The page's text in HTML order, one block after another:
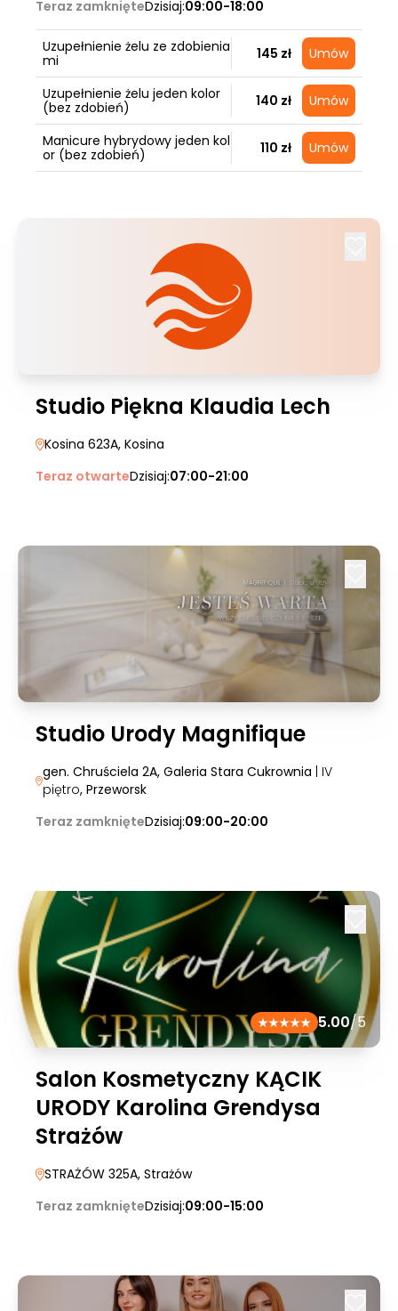
Teraz zamknięteDzisiaj:09:00-18:00
Uzupełnienie żelu ze zdobienia
mi
145 zł Umów
Uzupełnienie żelu jeden kolor
(bez zdobień)
140 zł Umów
Manicure hybrydowy jeden kol
or (bez zdobień)
110 zł Umów
Studio Piękna Klaudia Lech
Kosina 623A, Kosina
Teraz otwarteDzisiaj:07:00-21:00
Studio Urody Magnifique
gen. Chruściela 2A, Galeria Stara Cukrownia | IV
piętro, Przeworsk
Teraz zamknięteDzisiaj:09:00-20:00
5.00/5
Salon Kosmetyczny KĄCIK
URODY Karolina Grendysa
Strażów
STRAŻÓW 325A, Strażów
Teraz zamknięteDzisiaj:09:00-15:00